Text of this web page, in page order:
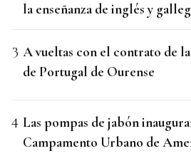
la enseñanza de inglés y
A vueltas con el contrato de
de Portugal de Ourense
Las pompas de jabón
Campamento Urbano de